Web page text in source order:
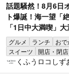
話題騒然！8月6日
ト爆誕！海一望「
「1日中大満喫」
グルメ ランチ おで
スイーツ
開店・閉店
くふうロコしず